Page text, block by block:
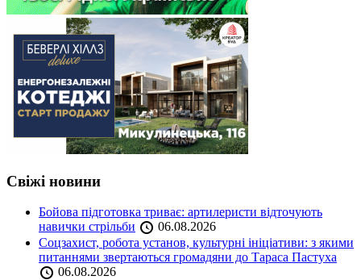
Свіжі новини
Бойова підготовка триває: артилеристи відточують
навички стрільби
06.08.2026
Соцзахист, робота установ, культурні ініціативи: з якими
питаннями звертаються громадяни до Тараса Пастуха
06.08.2026